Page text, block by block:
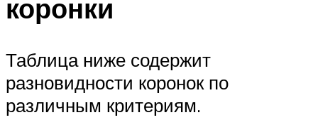
коронки
Таблица ниже содержит
разновидности коронок по
различным критериям.